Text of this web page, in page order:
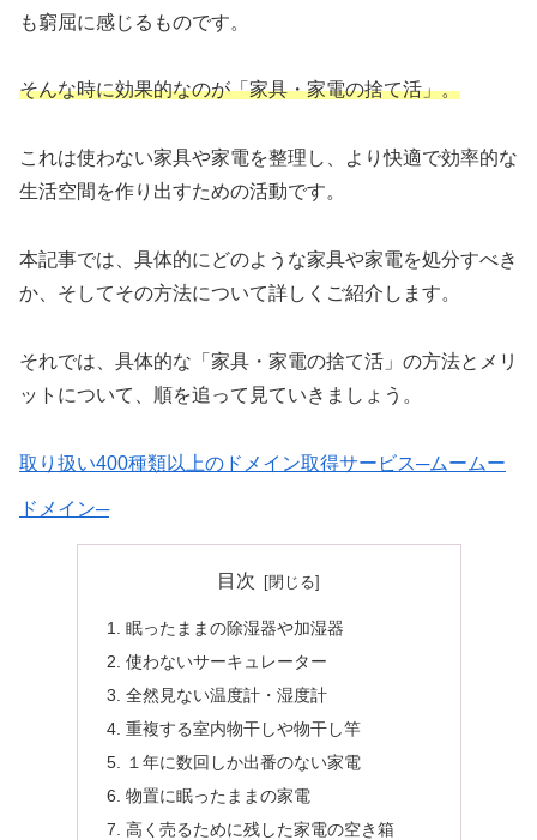
も窮屈に感じるものです。
そんな時に効果的なのが「家具・家電の捨て活」。
これは使わない家具や家電を整理し、より快適で効率的な
生活空間を作り出すための活動です。
本記事では、具体的にどのような家具や家電を処分すべき
か、そしてその方法について詳しくご紹介します。
それでは、具体的な「家具・家電の捨て活」の方法とメリ
ットについて、順を追って見ていきましょう。
取り扱い400種類以上のドメイン取得サービス─ムームー
ドメイン─
目次
眠ったままの除湿器や加湿器
使わないサーキュレーター
全然見ない温度計・湿度計
重複する室内物干しや物干し竿
１年に数回しか出番のない家電
物置に眠ったままの家電
高く売るために残した家電の空き箱